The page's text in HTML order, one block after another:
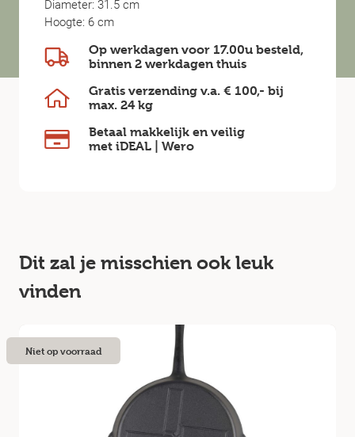
Diameter: 31.5 cm
Hoogte: 6 cm
Op werkdagen voor 17.00u besteld,
binnen 2 werkdagen thuis
Gratis verzending v.a. € 100,- bij
max. 24 kg
Betaal makkelijk en veilig
met iDEAL | Wero
Dit zal je misschien ook leuk
vinden
Niet op voorraad